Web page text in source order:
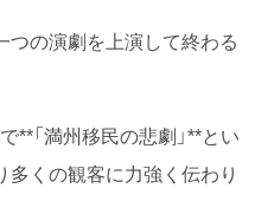
つの演劇を上演して終わる
「満州移民の悲劇」**とい
多くの観客に力強く伝わり